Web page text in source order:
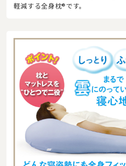
軽減する全身枕®です。